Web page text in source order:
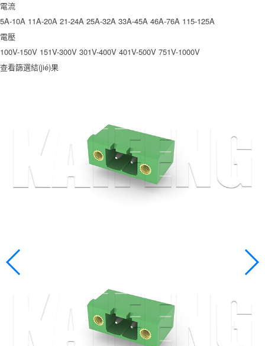
電流
5A-10A 11A-20A 21-24A 25A-32A 33A-45A 46A-76A 115-125A
電壓
100V-150V 151V-300V 301V-400V 401V-500V 751V-1000V
查看篩選結(jié)果